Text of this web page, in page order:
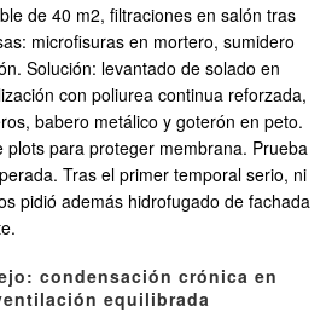
de 40 m2, filtraciones en salón tras
microfisuras en mortero, sumidero
Solución: levantado de solado en
con poliurea continua reforzada,
babero metálico y goterón en peto.
plots para proteger membrana. Prueba
Tras el primer temporal serio, ni
pidió además hidrofugado de fachada
condensación crónica en
equilibrada